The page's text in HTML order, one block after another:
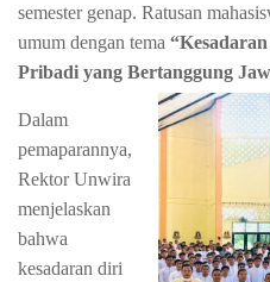
semester genap. Ratusan
umum dengan tema
Pribadi yang Bertanggung
Dalam
pemaparannya,
Rektor Unwira
menjelaskan
bahwa
kesadaran diri